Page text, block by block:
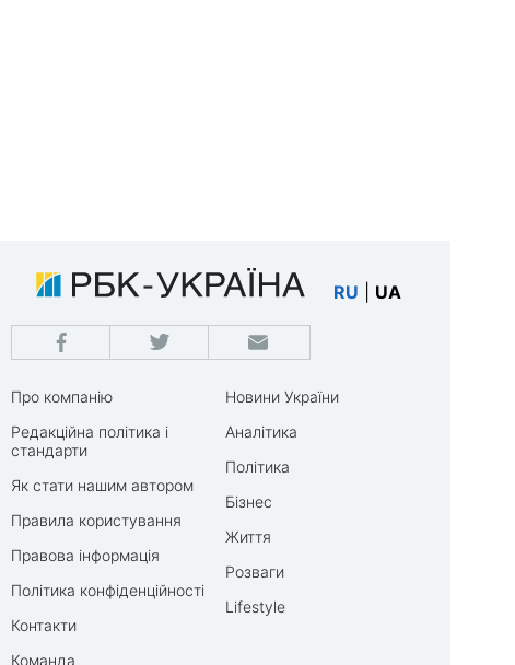
RU UA
Про компанію
Редакційна політика і
стандарти
Як стати нашим автором
Правила користування
Правова інформація
Політика конфіденційності
Контакти
Команда
Новини України
Аналітика
Політика
Бізнес
Життя
Розваги
Lifestyle